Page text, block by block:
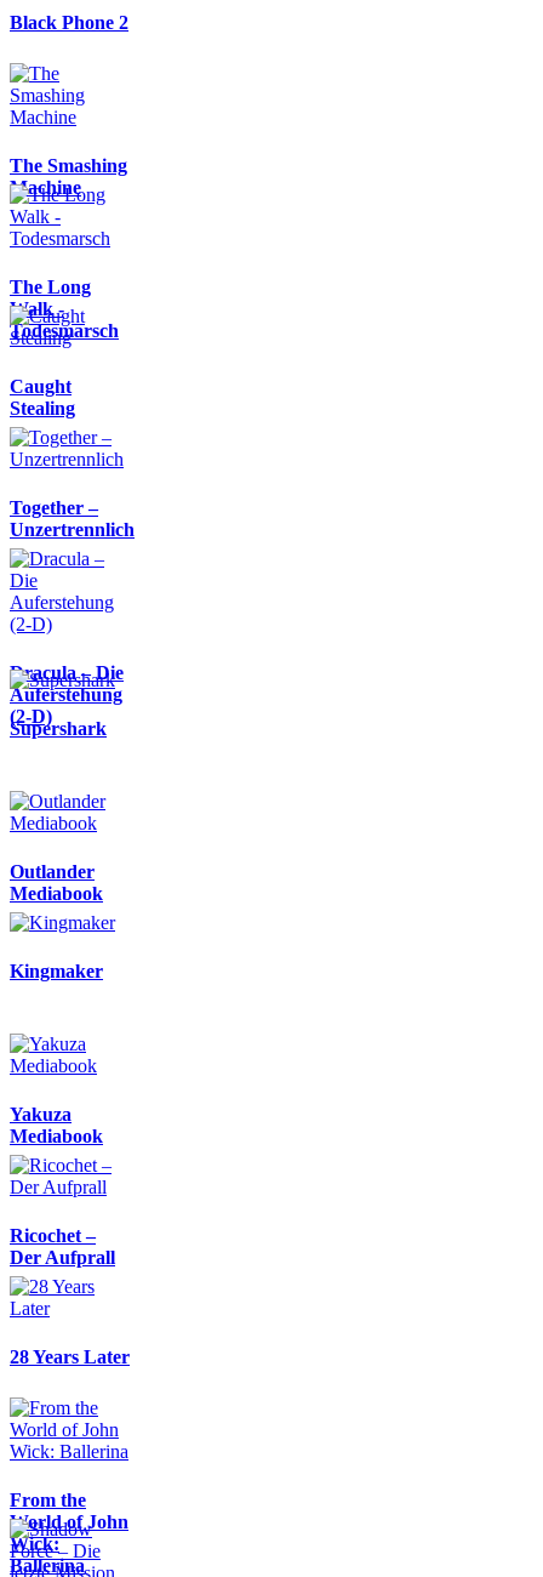
Black Phone 2
The Smashing
Machine
The Long
Walk -
Todesmarsch
Caught
Stealing
Together –
Unzertrennlich
Dracula – Die
Auferstehung
(2-D)
Supershark
Outlander
Mediabook
Kingmaker
Yakuza
Mediabook
Ricochet –
Der Aufprall
28 Years Later
From the
World of John
Wick:
Ballerina